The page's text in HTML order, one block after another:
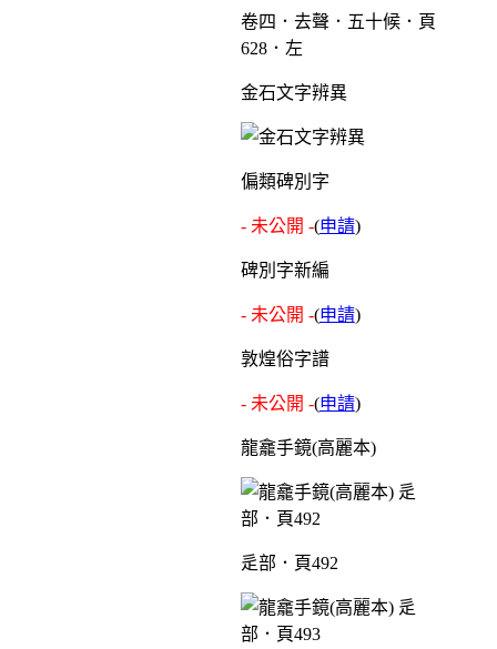
卷四．去聲．五十候．頁
628．左
金石文字辨異
偏類碑別字
- 未公開 -(申請)
碑別字新編
- 未公開 -(申請)
敦煌俗字譜
- 未公開 -(申請)
龍龕手鏡(高麗本)
辵部．頁492